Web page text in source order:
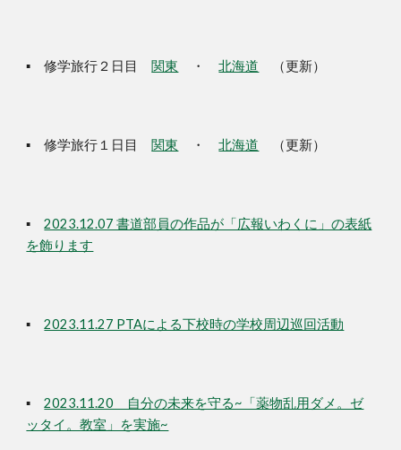
▪ 修学旅行２日目 関東 ・北海道 （更新）
▪ 修学旅行１日目 関東 ・北海道 （更新）
▪2023.12.07 書道部員の作品が「広報いわくに」の表紙
を飾ります
▪2023.11.27 PTAによる下校時の学校周辺巡回活動
▪2023.11.20 自分の未来を守る~「薬物乱用ダメ。ゼ
ッタイ。教室」を実施~